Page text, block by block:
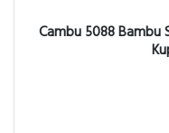
Cambu 5088 Bambu